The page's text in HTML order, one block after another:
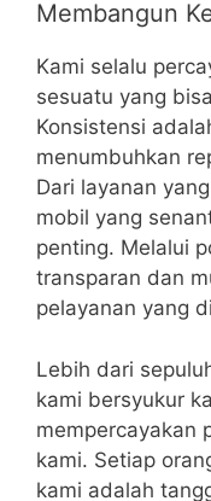
Membangun
Kami selalu
sesuatu yang
Konsistensi
menumbuhkan
Dari layanan
mobil yang
penting. Melalui
transparan dan
pelayanan yang
Lebih dari
kami bersyukur
mempercayakan
kami. Setiap
kami adalah